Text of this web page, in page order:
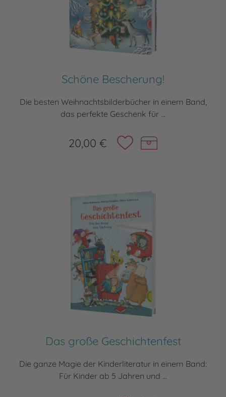
Schöne Bescherung!
Die besten Weihnachtsbilderbücher in einem Band,
das perfekte Geschenk für ...
20,00 €
Das große Geschichtenfest
Die ganze Magie der Kinderliteratur in einem Band:
Für Kinder ab 5 Jahren und ...